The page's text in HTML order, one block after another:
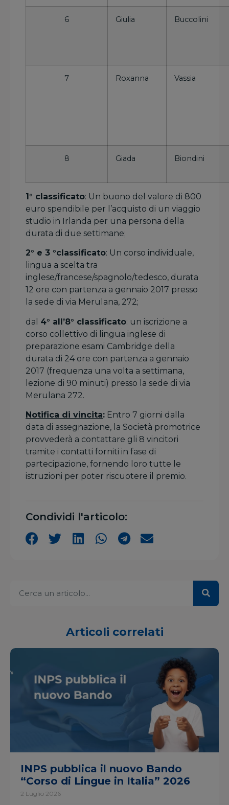
6 Giulia Buccolini
7 Roxanna Vassia
8 Giada Biondini
1° classificato: Un buono del valore di 800
euro spendibile per l’acquisto di un viaggio
studio in Irlanda per una persona della
durata di due settimane;
2° e 3 °classificato: Un corso individuale,
lingua a scelta tra
inglese/francese/spagnolo/tedesco, durata
12 ore con partenza a gennaio 2017 presso
la sede di via Merulana, 272;
dal 4° all’8° classificato: un iscrizione a
corso collettivo di lingua inglese di
preparazione esami Cambridge della
durata di 24 ore con partenza a gennaio
2017 (frequenza una volta a settimana,
lezione di 90 minuti) presso la sede di via
Merulana 272.
Notifica di vincita: Entro 7 giorni dalla
data di assegnazione, la Società promotrice
provvederà a contattare gli 8 vincitori
tramite i contatti forniti in fase di
partecipazione, fornendo loro tutte le
istruzioni per poter riscuotere il premio.
Condividi l'articolo:
Articoli correlati
INPS pubblica il nuovo Bando
“Corso di Lingue in Italia” 2026
2 Luglio 2026